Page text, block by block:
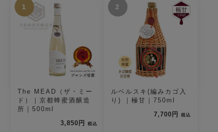
1
The MEAD（ザ・ミー
ド）｜京都蜂蜜酒醸造
所｜500ml
3,850円
税込
2
ルベルスキ(編みカゴ入
り) ｜極甘｜750ml
7,700円
税込